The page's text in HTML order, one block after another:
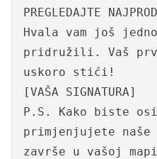
PREGLEDAJTE
Hvala vam još
pridružili. Vaš
uskoro stići!
[VAŠA SIGNATURA]
P.S. Kako biste
primjenjujete
završe u vašoj